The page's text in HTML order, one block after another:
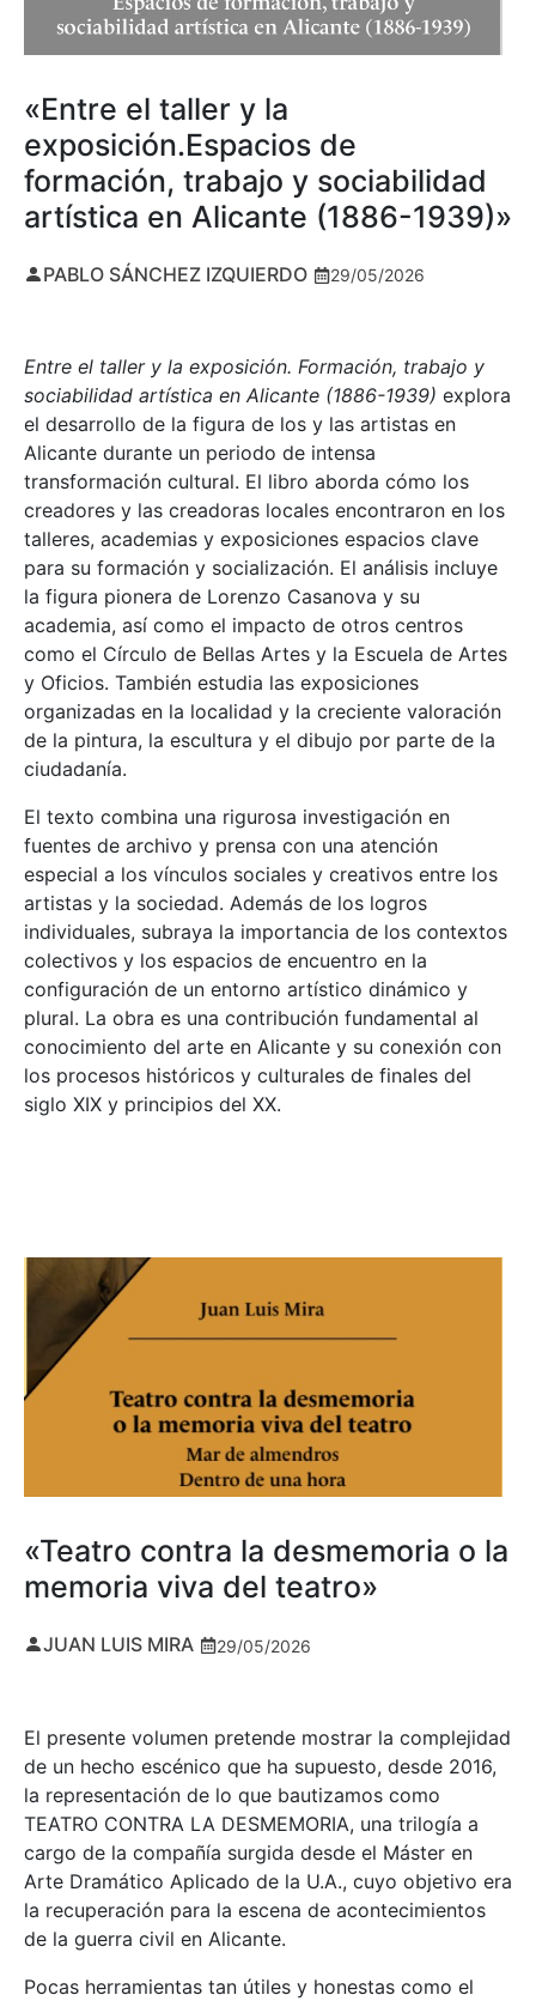
«Entre el taller y la
exposición.Espacios de
formación, trabajo y sociabilidad
artística en Alicante (1886-1939)»
PABLO SÁNCHEZ IZQUIERDO 29/05/2026
Entre el taller y la exposición. Formación, trabajo y
sociabilidad artística en Alicante (1886-1939) explora
el desarrollo de la figura de los y las artistas en
Alicante durante un periodo de intensa
transformación cultural. El libro aborda cómo los
creadores y las creadoras locales encontraron en los
talleres, academias y exposiciones espacios clave
para su formación y socialización. El análisis incluye
la figura pionera de Lorenzo Casanova y su
academia, así como el impacto de otros centros
como el Círculo de Bellas Artes y la Escuela de Artes
y Oficios. También estudia las exposiciones
organizadas en la localidad y la creciente valoración
de la pintura, la escultura y el dibujo por parte de la
ciudadanía.
El texto combina una rigurosa investigación en
fuentes de archivo y prensa con una atención
especial a los vínculos sociales y creativos entre los
artistas y la sociedad. Además de los logros
individuales, subraya la importancia de los contextos
colectivos y los espacios de encuentro en la
configuración de un entorno artístico dinámico y
plural. La obra es una contribución fundamental al
conocimiento del arte en Alicante y su conexión con
los procesos históricos y culturales de finales del
siglo XIX y principios del XX.
«Teatro contra la desmemoria o la
memoria viva del teatro»
JUAN LUIS MIRA 29/05/2026
El presente volumen pretende mostrar la complejidad
de un hecho escénico que ha supuesto, desde 2016,
la representación de lo que bautizamos como
TEATRO CONTRA LA DESMEMORIA, una trilogía a
cargo de la compañía surgida desde el Máster en
Arte Dramático Aplicado de la U.A., cuyo objetivo era
la recuperación para la escena de acontecimientos
de la guerra civil en Alicante.
Pocas herramientas tan útiles y honestas como el